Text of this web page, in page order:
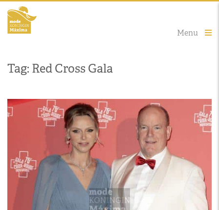
Menu
Tag: Red Cross Gala